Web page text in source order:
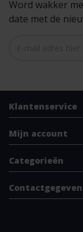
Word wakker
date met de
Klantenservice
Mijn account
Categorieën